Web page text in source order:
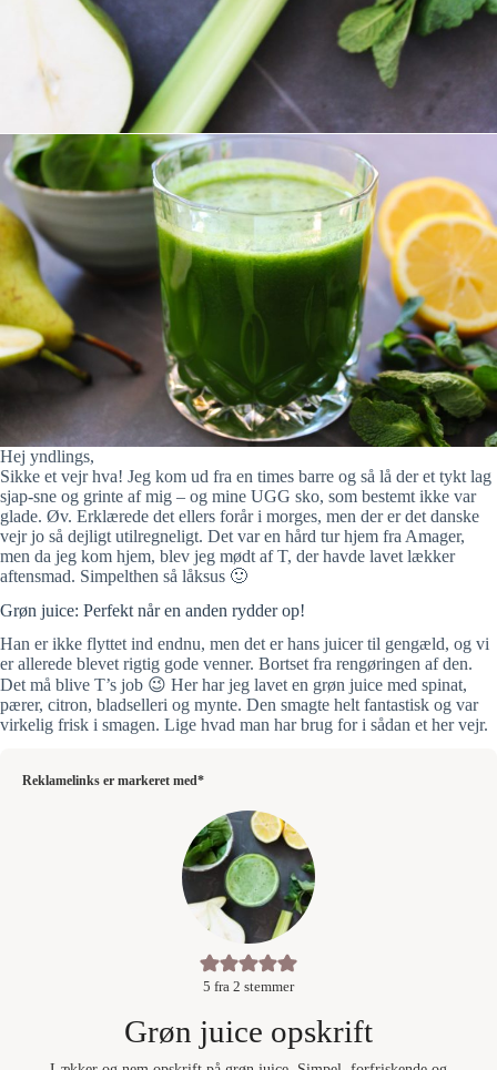
Hej yndlings,
Sikke et vejr hva! Jeg kom ud fra en times barre og så lå der et tykt lag
sjap-sne og grinte af mig – og mine UGG sko, som bestemt ikke var
glade. Øv. Erklærede det ellers forår i morges, men der er det danske
vejr jo så dejligt utilregneligt. Det var en hård tur hjem fra Amager,
men da jeg kom hjem, blev jeg mødt af T, der havde lavet lækker
aftensmad. Simpelthen så låksus 🙂
Grøn juice: Perfekt når en anden rydder op!
Han er ikke flyttet ind endnu, men det er hans juicer til gengæld, og vi
er allerede blevet rigtig gode venner. Bortset fra rengøringen af den.
Det må blive T’s job 😉 Her har jeg lavet en grøn juice med spinat,
pærer, citron, bladselleri og mynte. Den smagte helt fantastisk og var
virkelig frisk i smagen. Lige hvad man har brug for i sådan et her vejr.
Reklamelinks er markeret med*
5 fra 2 stemmer
Grøn juice opskrift